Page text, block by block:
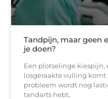
Tandpijn, maar geen
je doen?
Een plotselinge kiespijn,
losgeraakte vulling
probleem wordt nog
tandarts hebt,